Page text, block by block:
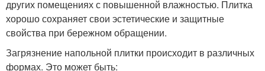
других помещениях с повышенной влажностью. Плитка
хорошо сохраняет свои эстетические и защитные
свойства при бережном обращении.
Загрязнение напольной плитки происходит в различных
формах. Это может быть: